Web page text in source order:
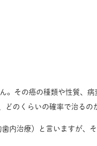
その癌の種類や性質、
くらいの確率で治るの
内治療）と言いますが、